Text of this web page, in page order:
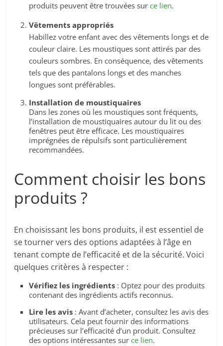
produits peuvent être trouvées surce lien.
Vêtements appropriés
Habillez votre enfant avec des vêtements longs et de
couleur claire. Les moustiques sont attirés par des
couleurs sombres. En conséquence, des vêtements
tels que des pantalons longs et des manches
longues sont préférables.
Installation de moustiquaires
Dans les zones où les moustiques sont fréquents,
l’installation de moustiquaires autour du lit ou des
fenêtres peut être efficace. Les moustiquaires
imprégnées de répulsifs sont particulièrement
recommandées.
Comment choisir les bons
produits ?
En choisissant les bons produits, il est essentiel de
se tourner vers des options adaptées à l’âge en
tenant compte de l’efficacité et de la sécurité. Voici
quelques critères à respecter :
Vérifiez les ingrédients : Optez pour des produits
contenant des ingrédients actifs reconnus.
Lire les avis : Avant d’acheter, consultez les avis des
utilisateurs. Cela peut fournir des informations
précieuses sur l’efficacité d’un produit. Consultez
des options intéressantes surce lien.